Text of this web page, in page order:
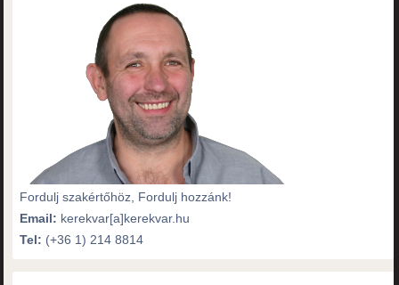
Fordulj szakértőhöz, Fordulj hozzánk!
Email: kerekvar[a]kerekvar.hu
Tel: (+36 1) 214 8814